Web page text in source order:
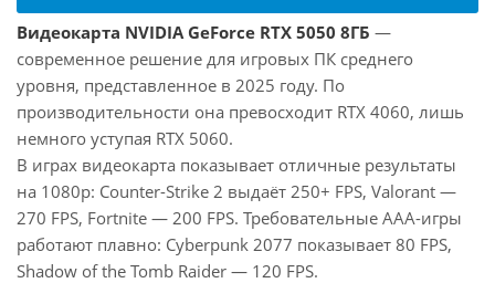
Видеокарта NVIDIA GeForce RTX 5050 8ГБ —
современное решение для игровых ПК среднего
уровня, представленное в 2025 году. По
производительности она превосходит RTX 4060, лишь
немного уступая RTX 5060.
В играх видеокарта показывает отличные результаты
на 1080p: Counter-Strike 2 выдаёт 250+ FPS, Valorant —
270 FPS, Fortnite — 200 FPS. Требовательные AAA-игры
работают плавно: Cyberpunk 2077 показывает 80 FPS,
Shadow of the Tomb Raider — 120 FPS.